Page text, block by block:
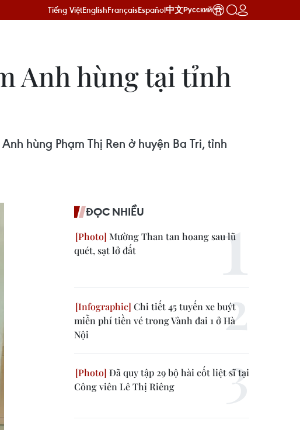
Tiếng ViệtEnglishFrançaisEspañol中文Русский
Anh hùng tại tỉnh
hùng Phạm Thị Ren ở huyện Ba Tri, tỉnh
ĐỌC NHIỀU
Mường Than tan hoang sau lũ
quét, sạt lở đất
Chi tiết 45 tuyến xe buýt
miễn phí tiền vé trong Vành đai 1 ở Hà
Nội
Đã quy tập 29 bộ hài cốt liệt sĩ tại
Công viên Lê Thị Riêng